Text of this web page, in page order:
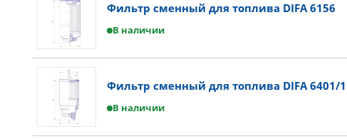
Фильтр сменный для топлива DIFA 6156
В наличии
Фильтр сменный для топлива DIFA 6401/1
В наличии